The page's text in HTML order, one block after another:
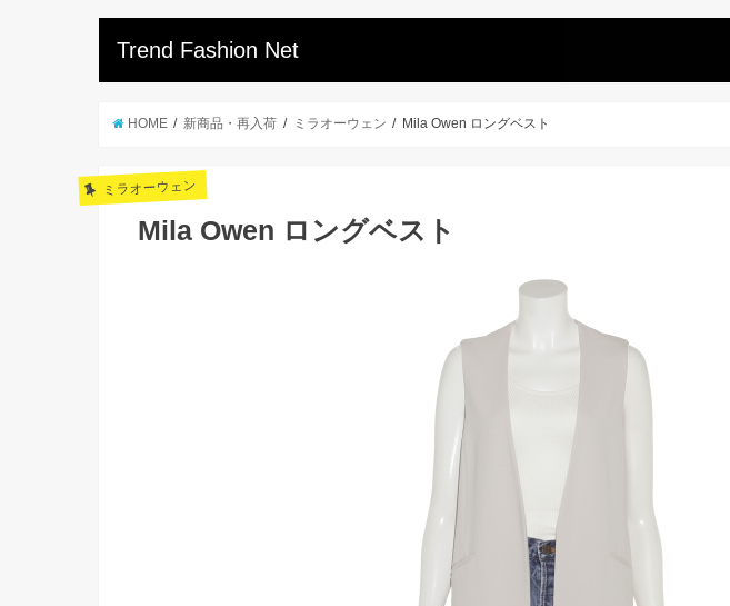
Trend Fashion Net
HOME 新商品・再入荷 ミラオーウェン Mila Owen ロングベスト
ミラオーウェン
Mila Owen ロングベスト